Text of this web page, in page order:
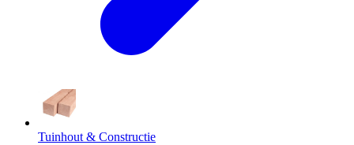
Tuinhout & Constructie